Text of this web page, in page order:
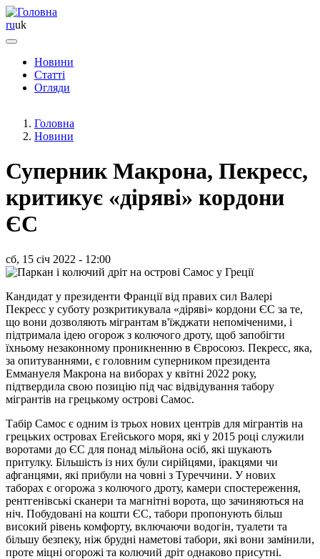
ruuk
Основная
навигация
Новини
Статті
Огляди
Головна
Новини
Суперник Макрона, Пекресс,
критикує «діряві» кордони
ЄС
сб, 15 січ 2022 - 12:00
Кандидат у президенти Франції від правих сил Валері
Пекресс у суботу розкритикувала «діряві» кордони ЄС за те,
що вони дозволяють мігрантам в'їжджати непоміченими, і
підтримала ідею огорож з колючого дроту, щоб запобігти
їхньому незаконному проникненню в Євросоюз. Пекресс, яка,
за опитуваннями, є головним суперником президента
Еммануеля Макрона на виборах у квітні 2022 року,
підтвердила свою позицію під час відвідування табору
мігрантів на грецькому острові Самос.
Табір Самос є одним із трьох нових центрів для мігрантів на
грецьких островах Егейського моря, які у 2015 році служили
воротами до ЄС для понад мільйона осіб, які шукають
притулку. Більшість із них були сирійцями, іракцями чи
афганцями, які прибули на човні з Туреччини. У нових
таборах є огорожа з колючого дроту, камери спостереження,
рентгенівські сканери та магнітні ворота, що зачиняються на
ніч. Побудовані на кошти ЄС, табори пропонують більш
високий рівень комфорту, включаючи водогін, туалети та
більшу безпеку, ніж брудні наметові табори, які вони замінили,
проте міцні огорожі та колючий дріт однаково присутні.